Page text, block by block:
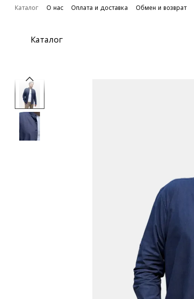
Перейти к основному контенту
Каталог О нас Оплата и доставка Обмен и возврат
Каталог